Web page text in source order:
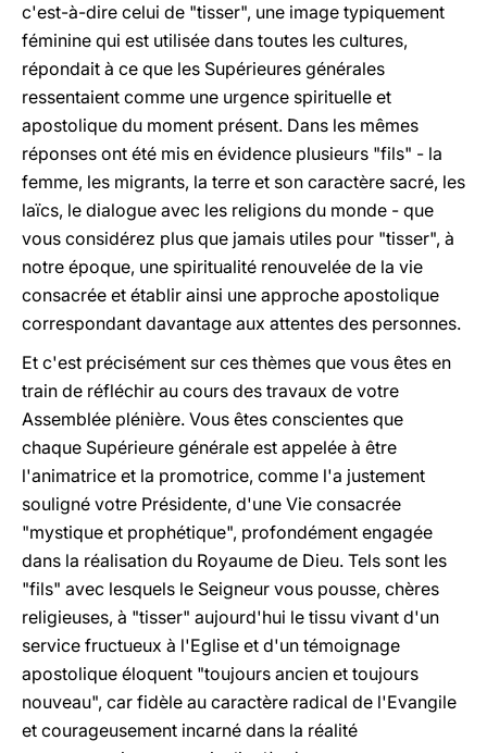
c'est-à-dire celui de "tisser", une image typiquement
féminine qui est utilisée dans toutes les cultures,
répondait à ce que les Supérieures générales
ressentaient comme une urgence spirituelle et
apostolique du moment présent. Dans les mêmes
réponses ont été mis en évidence plusieurs "fils" - la
femme, les migrants, la terre et son caractère sacré, les
laïcs, le dialogue avec les religions du monde - que
vous considérez plus que jamais utiles pour "tisser", à
notre époque, une spiritualité renouvelée de la vie
consacrée et établir ainsi une approche apostolique
correspondant davantage aux attentes des personnes.
Et c'est précisément sur ces thèmes que vous êtes en
train de réfléchir au cours des travaux de votre
Assemblée plénière. Vous êtes conscientes que
chaque Supérieure générale est appelée à être
l'animatrice et la promotrice, comme l'a justement
souligné votre Présidente, d'une Vie consacrée
"mystique et prophétique", profondément engagée
dans la réalisation du Royaume de Dieu. Tels sont les
"fils" avec lesquels le Seigneur vous pousse, chères
religieuses, à "tisser" aujourd'hui le tissu vivant d'un
service fructueux à l'Eglise et d'un témoignage
apostolique éloquent "toujours ancien et toujours
nouveau", car fidèle au caractère radical de l'Evangile
et courageusement incarné dans la réalité